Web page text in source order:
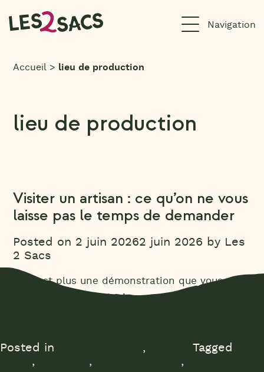
au
contenu
Accueil > lieu de production
lieu de production
Visiter un artisan : ce qu’on ne vous
laisse pas le temps de demander
Posted on 2 juin 20262 juin 2026 by Les
2 Sacs
Ce n’est plus une démonstration que vous
regardez, c’est quelqu’un que vous écoutez.
Posted in , Tagged
, , ,